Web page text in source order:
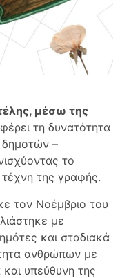
μέσω της
τη δυνατότητα
δημοτών –
το
της γραφής.
τον Νοέμβριο του
με
και σταδιακά
ανθρώπων με
και υπεύθυνη της